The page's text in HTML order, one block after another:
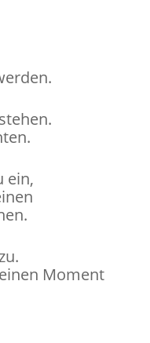
ein,
Moment